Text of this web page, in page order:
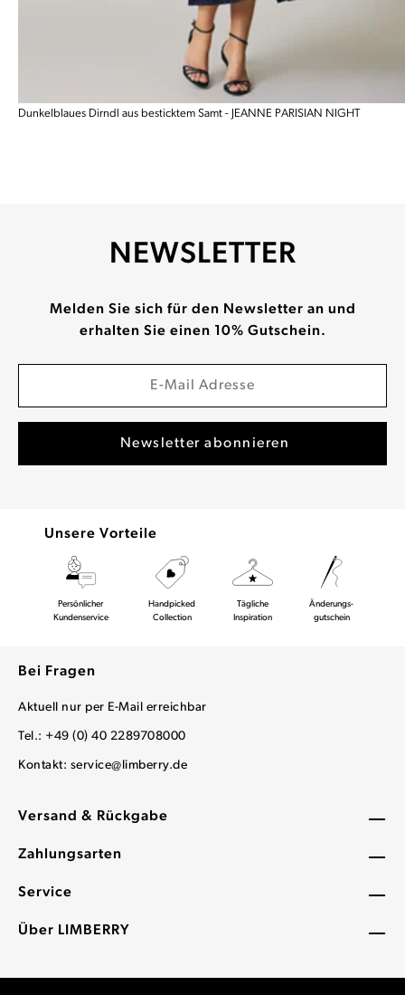
Dunkelblaues Dirndl aus besticktem Samt - JEANNE PARISIAN NIGHT
Versand & Rückgabe
Zahlungsarten
Service
Über LIMBERRY
NEWSLETTER
Melden Sie sich für den Newsletter an und
erhalten Sie einen 10% Gutschein.
Unsere Vorteile
Persönlicher
Kundenservice
Handpicked
Collection
Tägliche
Inspiration
Änderungs-
gutschein
Bei Fragen
Aktuell nur per E-Mail erreichbar
Tel.: +49 (0) 40 2289708000
Kontakt: service@limberry.de